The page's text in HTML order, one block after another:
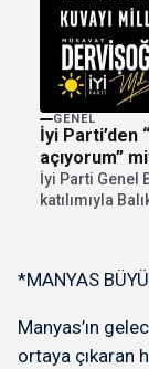
GENEL
İyi Parti’den
açıyorum”
İyi Parti Genel
katılımıyla
*MANYAS
Manyas’ın
ortaya çıkaran